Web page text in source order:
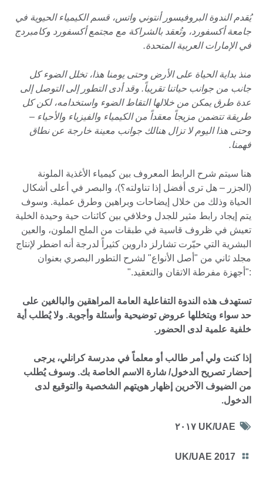
يُقدم الندوة البروفيسور أنتوني واتس، قسم الكيمياء الحيوية في
جامعة أكسفورد، وتُعقد بالشراكة مع مجتمع أكسفورد وكامبردج
في الإمارات العربية المتحدة.
منذ بداية الحياة على الأرض وحتى يومنا هذا، تخلل الضوء كل
جانب من جوانب حياتنا تقريباً. وقد أدى التطور إلى التوصل إلى
عدة طرق يمكن من خلالها التقاط الضوء واستخدامه، لكن كل
طريقة تتضمن مزيجاً معقداً من الكيمياء والفيزياء والأحياء –
وحتى هذا اليوم لا تزال هنالك جوانب معينة خارجة عن نطاق
فهمنا.
هنا سيتم شرح الرابط المعروف بين كيمياء الأغذية الملونة
(الجزر – هل ترى أفضل إذا تناولته؟)، والبصر في أعلى أشكال
الحياة وذلك من خلال إيضاحات وبراهين وطرق عملية. وسوف
يتم إيجاد رابط مثير للجدل وخلافي بين كائنات حية وحيدة الخلية
تعيش في ظروف قاسية في طبقات من الملح الملون، والعين
البشرية التي حيّرت تشارلز داروين كثيراً لدرجة أنه اضطر لإنتاج
مجلد ثاني من "أصل الأنواع" لشرح التطور البصري بعنوان
:"أجهزة مفرطة الاتقان والتعقيد."
تستهدف هذه الندوة التفاعلية العامة المراهقين والبالغين على
حد سواء ويتخللها عروض توضيحية وأسئلة وأجوبة. ولا يُطلب أية
خلفية علمية لدى الحضور.
إذا كنت ولي أمر طالب أو معلماً في مدرسة كرانلي، يرجى
إحضار تصريح الدخول/ شارة الاسم الخاصة بك. وسوف يُطلب
من الضيوف الآخرين إظهار هويتهم الشخصية والتوقيع لدى
الدخول.
Tag
UK/UAE ٢٠١٧
Category
UK/UAE 2017